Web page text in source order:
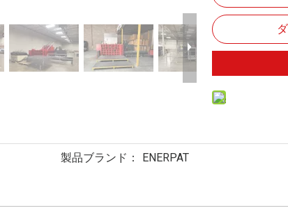
製品ブランド： ENERPAT